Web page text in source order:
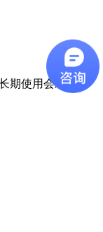
期使用会对显示